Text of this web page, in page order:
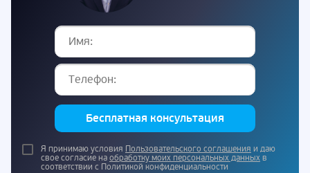
Бесплатная консультация
Я принимаю условия Пользовательского соглашения и даю
свое согласие на обработку моих персональных данных в
соответствии с Политикой конфиденциальности